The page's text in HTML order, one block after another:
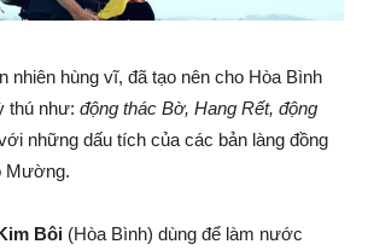
nhiên hùng vĩ, đã tạo nên cho Hòa Bình
thú như: động thác Bờ, Hang Rết, động
những dấu tích của các bản làng đồng
Mường.
Bôi (Hòa Bình) dùng để làm nước